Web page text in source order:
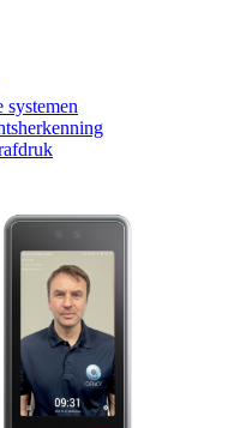
systemen